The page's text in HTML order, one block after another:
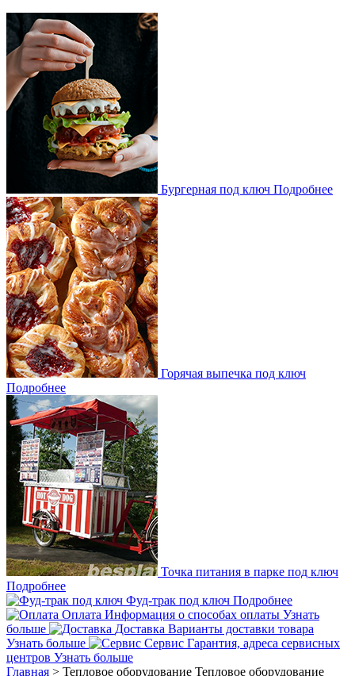
Бургерная под ключ Подробнее
Горячая выпечка под ключ
Подробнее
Точка питания в парке под ключ
Подробнее
Фуд-трак под ключ Подробнее
Оплата Информация о способах оплаты Узнать
больше
Доставка Варианты доставки товара
Узнать больше
Сервис Гарантия, адреса сервисных
центров Узнать больше
Главная > Тепловое оборудование Тепловое оборудование